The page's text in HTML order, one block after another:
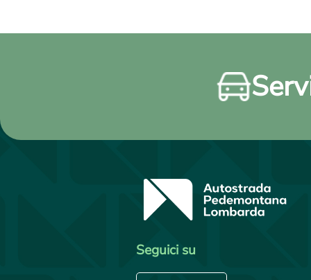
Seguici su